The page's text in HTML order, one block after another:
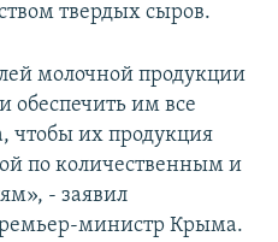
твердых сыров.
молочной продукции
обеспечить им все
чтобы их продукция
по количественным и
- заявил
министр Крыма.